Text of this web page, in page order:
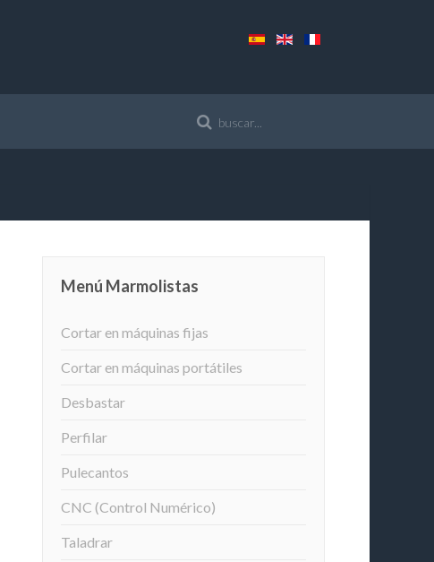
Menú Marmolistas
Cortar en máquinas fijas
Cortar en máquinas portátiles
Desbastar
Perfilar
Pulecantos
CNC (Control Numérico)
Taladrar